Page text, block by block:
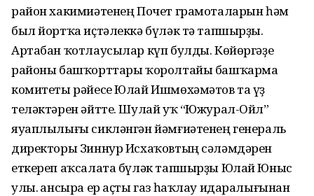
район хакимиәтенең Почет грамоталарын һәм
был йортҡа иҫтәлеккә бүләк тә тапшырҙы.
Артабан ҡотлаусылар күп булды. Көйөргәҙе
районы башҡорттары ҡоролтайы башҡарма
комитеты рәйесе Юлай Ишмөхәмәтов та үҙ
теләктәрен әйтте. Шулай уҡ “Южурал-Ойл”
яуаплылығы сикләнгән йәмғиәтенең генераль
директоры Зиннур Исхаҡовтың сәләмдәрен
еткереп аҡсалата бүләк тапшырҙы Юлай Юныс
улы. Ҡансыра ер аҫты газ һаҡлау идаралығынан